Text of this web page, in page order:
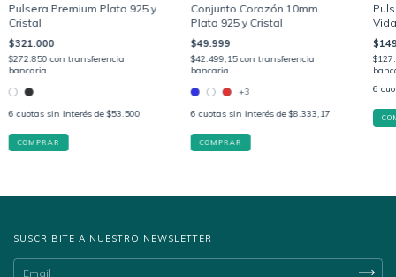
Pulsera Premium Plata 925 y
Cristal
$321.000
$272.850con transferencia
bancaria
6 cuotas sin interés de$53.500
COMPRAR
Conjunto Corazón 10mm
Plata 925 y Cristal
$49.999
$42.499,15con transferencia
bancaria
+3
6 cuotas sin interés de$8.333,17
COMPRAR
6
SUSCRIBITE A NUESTRO NEWSLETTER